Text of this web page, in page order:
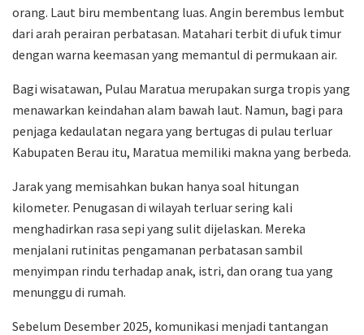
orang. Laut biru membentang luas. Angin berembus lembut
dari arah perairan perbatasan. Matahari terbit di ufuk timur
dengan warna keemasan yang memantul di permukaan air.
Bagi wisatawan, Pulau Maratua merupakan surga tropis yang
menawarkan keindahan alam bawah laut. Namun, bagi para
penjaga kedaulatan negara yang bertugas di pulau terluar
Kabupaten Berau itu, Maratua memiliki makna yang berbeda.
Jarak yang memisahkan bukan hanya soal hitungan
kilometer. Penugasan di wilayah terluar sering kali
menghadirkan rasa sepi yang sulit dijelaskan. Mereka
menjalani rutinitas pengamanan perbatasan sambil
menyimpan rindu terhadap anak, istri, dan orang tua yang
menunggu di rumah.
Sebelum Desember 2025, komunikasi menjadi tantangan